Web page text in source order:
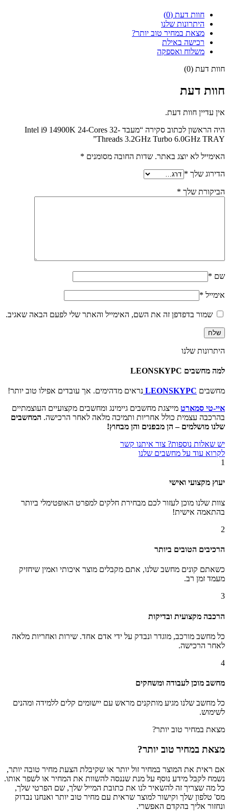
חוות דעת (0)
היתרונות שלנו
מצאת במחיר טוב יותר?
רכישה באילת
משלוח ואספקה
חוות דעת (0)
חוות דעת
אין עדיין חוות דעת.
היה הראשון לכתוב סקירה “מעבד Intel i9 14900K 24-Cores 32-
Threads 3.2GHz Turbo 6.0GHz TRAY”
האימייל לא יוצג באתר. שדות החובה מסומנים *
הדירוג שלך *
הביקורת שלך *
שם *
אימייל *
שמור בדפדפן זה את השם, האימייל והאתר שלי לפעם הבאה שאגיב.
היתרונות שלנו
למה מחשבים LEONSKYPC
מחשבים LEONSKYPC נראים מדהימים. אך עובדים אפילו טוב יותר!
איי-טי סמארט מייצגת מחשבים גיימינג ומחשבים מקצועיים העוצמתיים
בהרכבה עצמית כולל אחריות ותמיכה מלאה לאחר הרכישה. המחשבים
שלנו מושלמים – הן מבפנים והן מבחוץ!
יש שאלות נוספות? צור איתנו קשר
לקרוא עוד על מחשבים שלנו
1
יעוץ מקצועי ואישי
צוות שלנו מוכן לעזור לכם מבחירת חלקים למפרט האופטימלי ביותר
בהתאמה אישית!
2
הרכיבים הטובים ביותר
כשאתם קונים מחשב שלנו, אתם מקבלים מוצר איכותי ואמין שיחזיק
מעמד זמן רב.
3
הרכבה מקצועית ובדיקות
כל מחשב מורכב, מוגדר ונבדק על ידי אדם אחד. שירות ואחריות מלאה
לאחר הרכישה.
4
מחשב מוכן לעבודה ומשחקים
כל מחשב שלנו מגיע מותקנים מראש עם יישומים קלים ללמידה ומהנים
לשימוש.
מצאת במחיר טוב יותר?
מצאת במחיר טוב יותר?
אם ראית את המוצר במחיר זול יותר או שקיבלת הצעת מחיר טובה יותר,
נשמח לקבל מידע נוסף על מנת שננסה להשוות את המחיר או לשפר אותו.
כל מה שצריך זה להשאיר לנו את כתובת המייל שלך, שם הפרטי שלך,
מס' טלפון שלך וקישור למוצר שראית עם מחיר טוב יותר ואנחנו נבדוק
ונחזור אליך בהקדם האפשרי.